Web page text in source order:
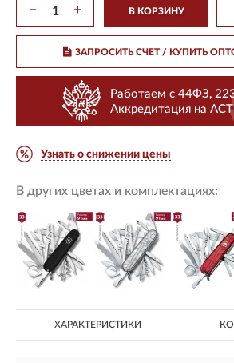
− + В КОРЗИНУ
ЗАПРОСИТЬ СЧЕТ / КУПИТЬ
Работаем с 44ФЗ,
Аккредитация на
Узнать о снижении цены
В других цветах и комплектациях:
ХАРАКТЕРИСТИКИ